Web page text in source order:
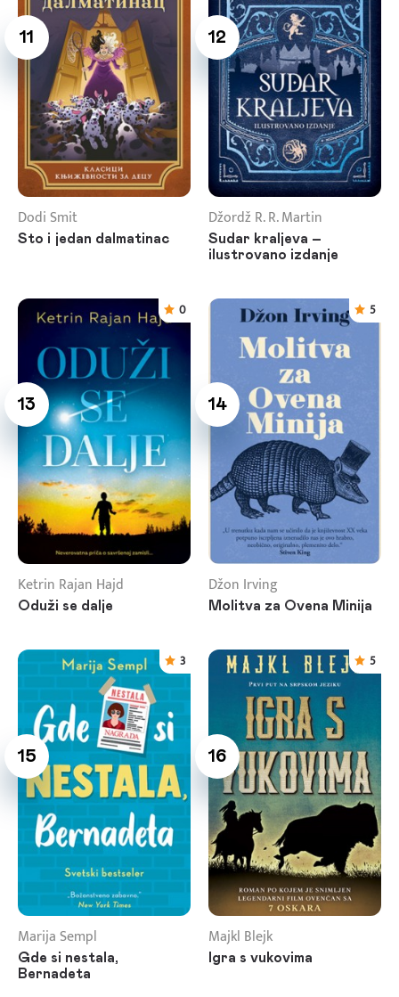
11
Dodi Smit
Sto i jedan dalmatinac
12
Džordž R. R. Martin
Sudar kraljeva –
ilustrovano izdanje
13
0
Ketrin Rajan Hajd
Oduži se dalje
14
5
Džon Irving
Molitva za Ovena Minija
15
3
Marija Sempl
Gde si nestala,
Bernadeta
16
5
Majkl Blejk
Igra s vukovima